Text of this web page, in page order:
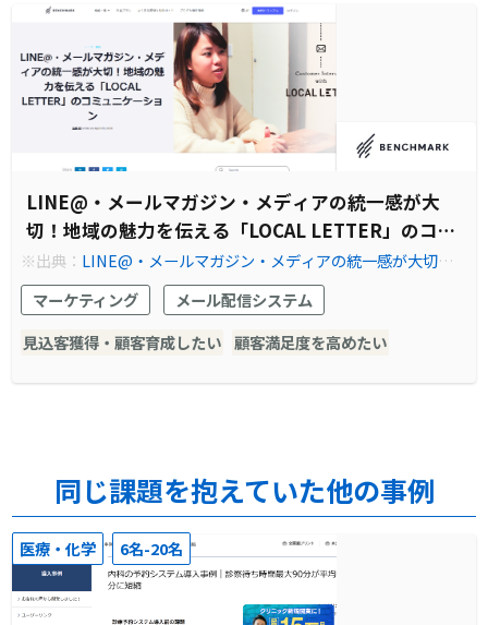
LINE@・メールマガジン・メディアの統一感が大
切！地域の魅力を伝える「LOCAL LETTER」のコミ
ュニケーション
※出典： LINE@・メールマガジン・メディアの統一感が大切！
地域の魅力を伝える「LOCAL LETTER」のコミュニケーション -
Benchmark Email
マーケティング
メール配信システム
見込客獲得・顧客育成したい 顧客満足度を高めたい
同じ課題を抱えていた他の事例
医療・化学 6名-20名